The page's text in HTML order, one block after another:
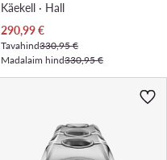
Käekell · Hall
Praegune hind
290,99€
Tavahind330,95 €
Madalaim hind330,95 €